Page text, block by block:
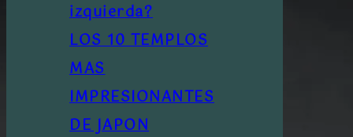
izquierda?
LOS 10 TEMPLOS
MAS
IMPRESIONANTES
DE JAPON